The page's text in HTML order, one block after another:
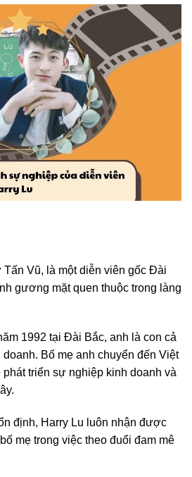
Tấn Vũ, là một diễn viên gốc Đài
gương mặt quen thuộc trong làng
1992 tại Đài Bắc, anh là con cả
Bố mẹ anh chuyển đến Việt
phát triển sự nghiệp kinh doanh và
định, Harry Lu luôn nhận được
mẹ trong việc theo đuổi đam mê